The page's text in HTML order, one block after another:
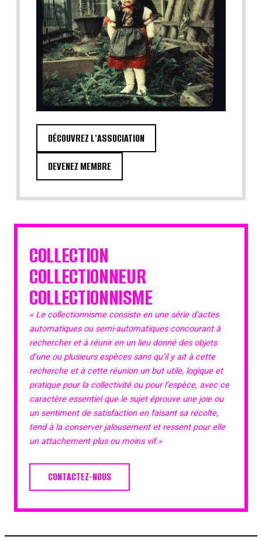
DÉCOUVREZ L'ASSOCIATION
DEVENEZ MEMBRE
COLLECTION
COLLECTIONNEUR
COLLECTIONNISME
« Le collectionnisme consiste en une série d’actes
automatiques ou semi-automatiques concourant à
rechercher et à réunir en un lieu donné des objets
d’une ou plusieurs espèces sans qu’il y ait à cette
recherche et à cette réunion un but utile, logique et
pratique pour la collectivité ou pour l’espèce, avec ce
caractère essentiel que le sujet éprouve une joie ou
un sentiment de satisfaction en faisant sa récolte,
tend à la conserver jalousement et ressent pour elle
un attachement plus ou moins vif.»
CONTACTEZ-NOUS